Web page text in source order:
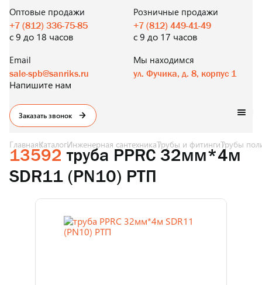
И В РОЗНИЦУ
Оптовые продажи
+7 (812) 336-75-85
с 9 до 18 часов
Розничные продажи
+7 (812) 449-41-49
с 9 до 17 часов
Email
sale-spb@sanriks.ru
Напишите нам
Мы находимся
ул. Фучика, д. 8, корпус 1
Заказать звонок
ГлавнаяКаталогИнженерная сантехникаТрубы и фитингиТрубы
13592 труба PPRC 32мм*4м
SDR11 (PN10) РТП